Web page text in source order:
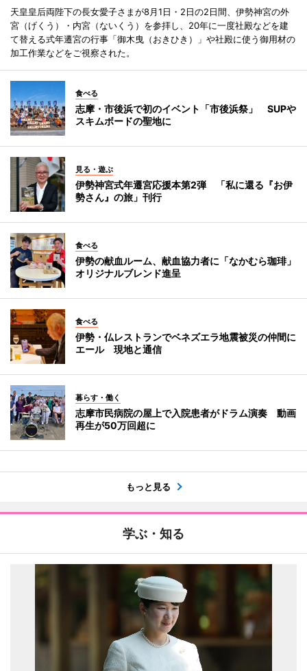
天皇皇后両陛下の長女愛子さまが8月1日・2日の2日間、伊勢神宮の外
宮（げくう）・内宮（ないくう）を参拝し、20年に一度社殿などを建
て替える式年遷宮の行事「御木曳（おきひき）」や社殿に使う御用材の
加工作業などをご視察された。
食べる
志摩・市後浜で初のイベント「市後浜祭」 SUPや
スキムボードの聖地に
見る・遊ぶ
伊勢神宮式年遷宮応援本第2弾 「私に還る『お伊
勢さん』の旅」刊行
食べる
伊勢の献血ルーム、献血協力者に「なかむら珈琲」
オリジナルブレンド進呈
食べる
伊勢・仏レストランでベネズエラ地震被災の仲間に
エール 現地と通信
暮らす・働く
志摩市民病院の屋上で入院患者がドラム演奏 動画
再生が50万回超に
もっと見る
学ぶ・知る